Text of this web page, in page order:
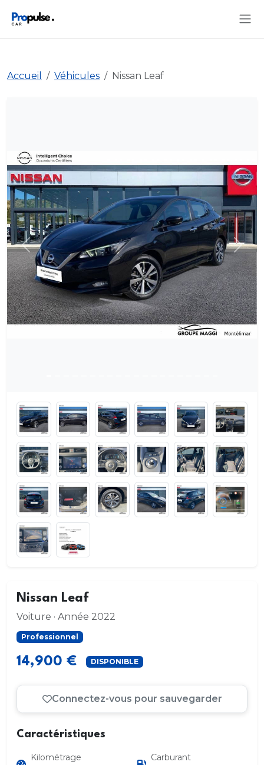
Accueil Véhicules Nissan Leaf
Précédent
Nissan Leaf
Voiture · Année 2022
Professionnel
14,900 € DISPONIBLE
Connectez-vous pour sauvegarder
Caractéristiques
Kilométrage Carburant